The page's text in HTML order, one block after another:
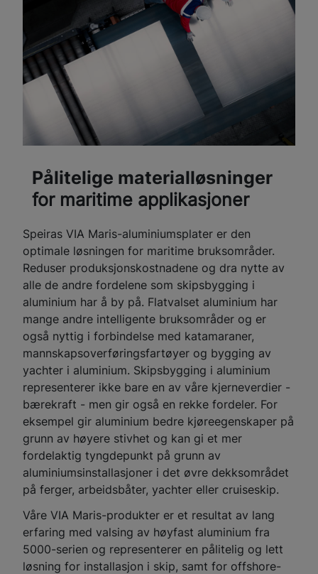
Pålitelige materialløsninger
for maritime applikasjoner
Speiras VIA Maris-aluminiumsplater er den
optimale løsningen for maritime bruksområder.
Reduser produksjonskostnadene og dra nytte av
alle de andre fordelene som skipsbygging i
aluminium har å by på. Flatvalset aluminium har
mange andre intelligente bruksområder og er
også nyttig i forbindelse med katamaraner,
mannskapsoverføringsfartøyer og bygging av
yachter i aluminium. Skipsbygging i aluminium
representerer ikke bare en av våre kjerneverdier -
bærekraft - men gir også en rekke fordeler. For
eksempel gir aluminium bedre kjøreegenskaper på
grunn av høyere stivhet og kan gi et mer
fordelaktig tyngdepunkt på grunn av
aluminiumsinstallasjoner i det øvre dekksområdet
på ferger, arbeidsbåter, yachter eller cruiseskip.
Våre VIA Maris-produkter er et resultat av lang
erfaring med valsing av høyfast aluminium fra
5000-serien og representerer en pålitelig og lett
løsning for installasjon i skip, samt for offshore-